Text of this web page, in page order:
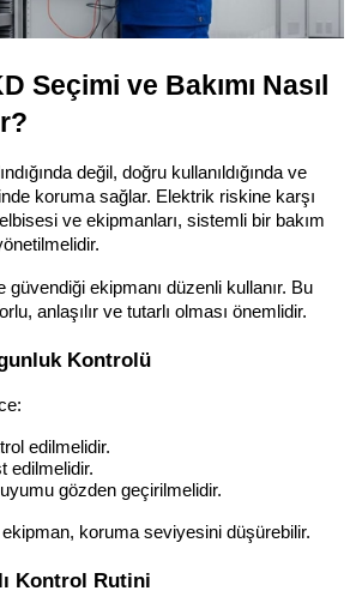
Seçimi ve Bakımı Nasıl
değil, doğru kullanıldığında ve
koruma sağlar. Elektrik riskine karşı
ve ekipmanları, sistemli bir bakım
güvendiği ekipmanı düzenli kullanır. Bu
anlaşılır ve tutarlı olması önemlidir.
Kontrolü
edilmelidir.
edilmelidir.
gözden geçirilmelidir.
koruma seviyesini düşürebilir.
Kontrol Rutini